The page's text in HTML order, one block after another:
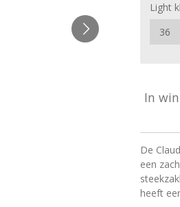
Light
In
De
een
heeft